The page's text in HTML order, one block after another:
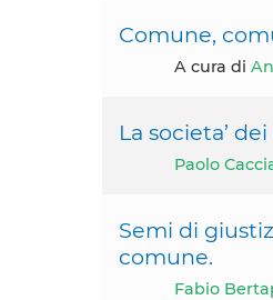
Comune,
A cura di
La societa’
Paolo
Semi di
comune.
Fabio